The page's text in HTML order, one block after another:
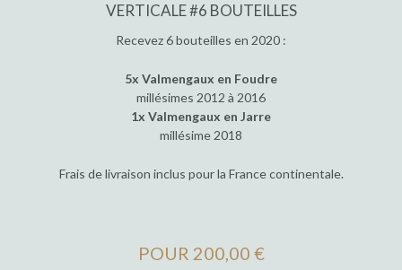
VERTICALE #6 BOUTEILLES
Recevez 6 bouteilles en 2020 :
5x Valmengaux en Foudre
millésimes 2012 à 2016
1x Valmengaux en Jarre
millésime 2018
Frais de livraison inclus pour la France continentale.
POUR 200,00 €